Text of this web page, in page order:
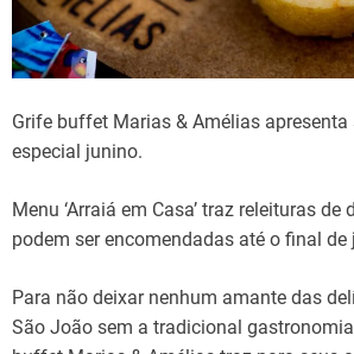
Grife buffet Marias & Amélias apresenta
especial junino.
Menu ‘Arraiá em Casa’ traz releituras
podem ser encomendadas até o final de
Para não deixar nenhum amante das
São João sem a tradicional